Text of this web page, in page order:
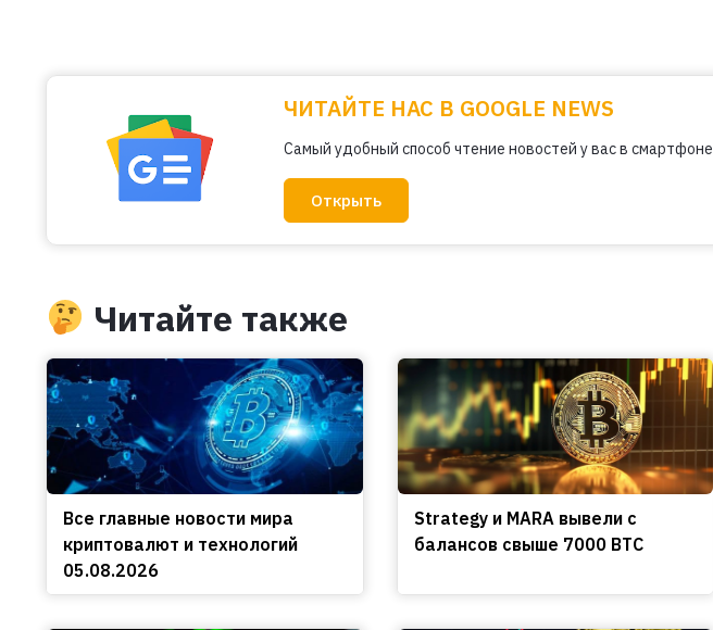
ЧИТАЙТЕ НАС В GOOGLE NEWS
Самый удобный способ чтение новостей у вас в смартфоне
Открыть
Читайте также
Все главные новости мира
криптовалют и технологий
05.08.2026
Strategy и MARA вывели с
балансов свыше 7000 BTC